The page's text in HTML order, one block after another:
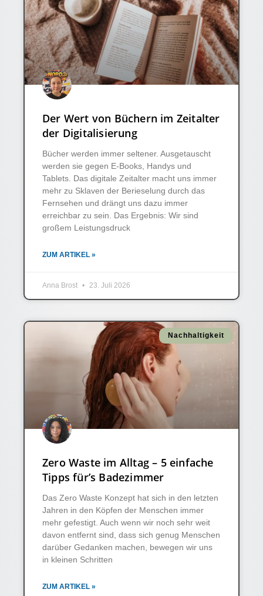
Der Wert von Büchern im Zeitalter
der Digitalisierung
Bücher werden immer seltener. Ausgetauscht
werden sie gegen E-Books, Handys und
Tablets. Das digitale Zeitalter macht uns immer
mehr zu Sklaven der Berieselung durch das
Fernsehen und drängt uns dazu immer
erreichbar zu sein. Das Ergebnis: Wir sind
großem Leistungsdruck
ZUM ARTIKEL »
Anna Brost 23. Juli 2026
Nachhaltigkeit
Zero Waste im Alltag – 5 einfache
Tipps für’s Badezimmer
Das Zero Waste Konzept hat sich in den letzten
Jahren in den Köpfen der Menschen immer
mehr gefestigt. Auch wenn wir noch sehr weit
davon entfernt sind, dass sich genug Menschen
darüber Gedanken machen, bewegen wir uns
in kleinen Schritten
ZUM ARTIKEL »